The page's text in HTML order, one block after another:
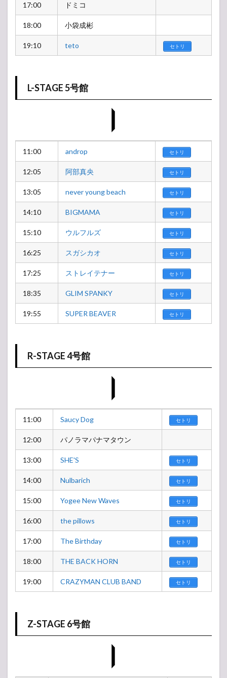
17:00 ドミコ
18:00 小袋成彬
19:10 teto セトリ
L-STAGE 5号館
11:00 androp セトリ
12:05 阿部真央 セトリ
13:05 never young beach セトリ
14:10 BIGMAMA セトリ
15:10 ウルフルズ セトリ
16:25 スガシカオ セトリ
17:25 ストレイテナー セトリ
18:35 GLIM SPANKY セトリ
19:55 SUPER BEAVER セトリ
R-STAGE 4号館
11:00 Saucy Dog セトリ
12:00 パノラマパナマタウン
13:00 SHE'S セトリ
14:00 Nulbarich セトリ
15:00 Yogee New Waves セトリ
16:00 the pillows セトリ
17:00 The Birthday セトリ
18:00 THE BACK HORN セトリ
19:00 CRAZYMAN CLUB BAND セトリ
Z-STAGE 6号館